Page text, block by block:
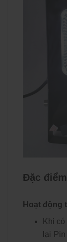
Đặc
Hoạt động
Khi
lại